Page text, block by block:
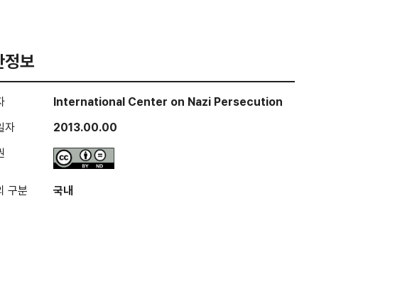
정보
International Center on Nazi Persecution
자
2013.00.00
구분 국내